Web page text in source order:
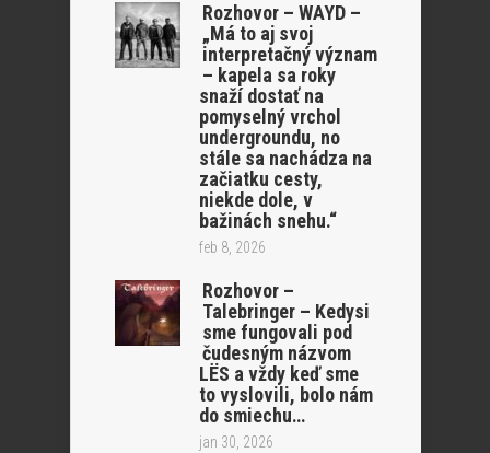
Rozhovor – WAYD –
„Má to aj svoj
interpretačný význam
– kapela sa roky
snaží dostať na
pomyselný vrchol
undergroundu, no
stále sa nachádza na
začiatku cesty,
niekde dole, v
bažinách snehu.“
feb 8, 2026
Rozhovor –
Talebringer – Kedysi
sme fungovali pod
čudesným názvom
LËS a vždy keď sme
to vyslovili, bolo nám
do smiechu…
jan 30, 2026